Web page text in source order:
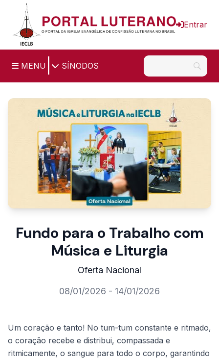
Ir para o conteúdo principal
Entrar
MENU SÍNODOS
Fundo para o Trabalho com
Música e Liturgia
Oferta Nacional
08/01/2026 - 14/01/2026
Um coração e tanto! No tum-tum constante e ritmado,
o coração recebe e distribui, compassada e
ritmicamente, o sangue para todo o corpo, garantindo